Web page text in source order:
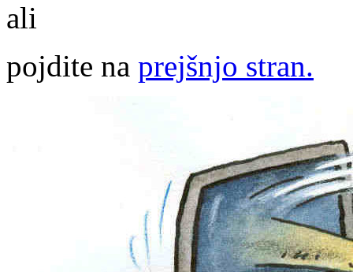
ali
pojdite na prejšnjo stran.